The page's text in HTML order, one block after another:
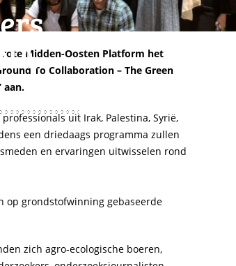
Midden-Oosten Platform het
To Collaboration – The Green
aan.
uit Irak, Palestina, Syrië,
een driedaags programma zullen
en ervaringen uitwisselen rond
op grondstofwinning gebaseerde
zich agro-ecologische boeren,